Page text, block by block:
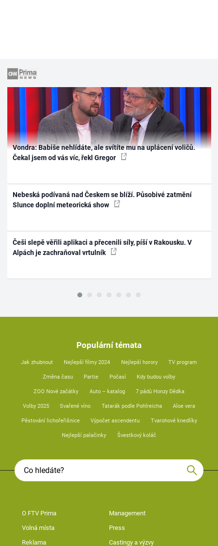
Vondra: Babiše nehlídáte, ale svítíte mu na uplácení voličů.
Čekal jsem od vás víc, řekl Gregor
Nebeská podívaná nad Českem se blíží. Působivé zatmění
Slunce doplní meteorická show
Češi slepě věřili aplikaci a přecenili síly, píší v Rakousku. V
Alpách je zachraňoval vrtulník
Populární témata
Jak zhubnout Nejlepší filmy 2024 Nejlepší horory TV program
Změna času Partie Počasí Kdy budou volby
ZOO Nové začátky Auto – katalog 7 pádů Honzy Dědka
Volby 2025 Svařené víno Tatarák podle Pohlreicha Aloe vera
Pěstování lichořeřišnice Výpočet ascendentu Tvarohové knedlíky
Nejlepší palačinky Švestkový koláč
O FTV Prima Management
Volná místa Press
Reklama Castingy a výzvy